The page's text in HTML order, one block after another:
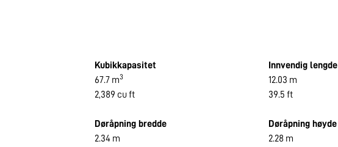
Kubikkapasitet
67.7 m3
2,389 cu ft
Innvendig lengde
12.03 m
39.5 ft
Døråpning bredde
2.34 m
Døråpning høyde
2.28 m